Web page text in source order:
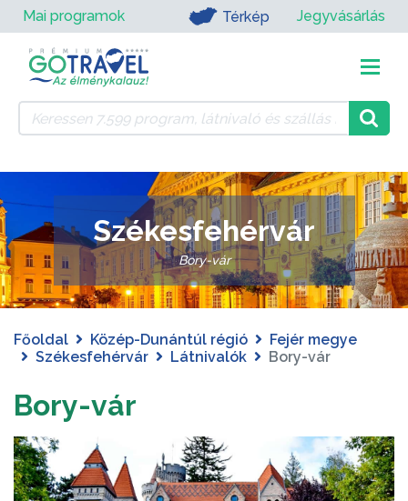
Mai programok Térkép Jegyvásárlás
Székesfehérvár
Bory-vár
Főoldal Közép-Dunántúl régió
Fejér megye
Székesfehérvár
Látnivalók Bory-vár
Bory-vár